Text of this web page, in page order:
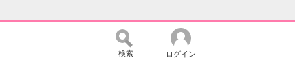
検索 ログイン